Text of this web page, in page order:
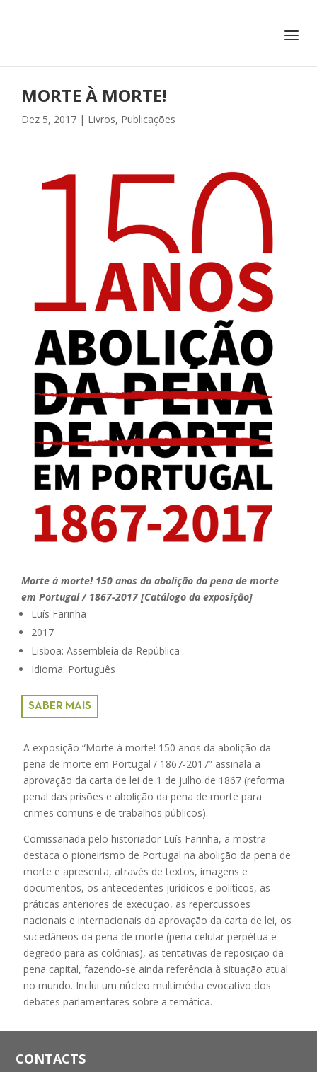
MORTE À MORTE!
Dez 5, 2017 | Livros, Publicações
Morte à morte! 150 anos da abolição da pena de morte
em Portugal / 1867-2017 [Catálogo da exposição]
Luís Farinha
2017
Lisboa: Assembleia da República
Idioma: Português
SABER MAIS
A exposição “Morte à morte! 150 anos da abolição da
pena de morte em Portugal / 1867-2017” assinala a
aprovação da carta de lei de 1 de julho de 1867 (reforma
penal das prisões e abolição da pena de morte para
crimes comuns e de trabalhos públicos).
Comissariada pelo historiador Luís Farinha, a mostra
destaca o pioneirismo de Portugal na abolição da pena de
morte e apresenta, através de textos, imagens e
documentos, os antecedentes jurídicos e políticos, as
práticas anteriores de execução, as repercussões
nacionais e internacionais da aprovação da carta de lei, os
sucedâneos da pena de morte (pena celular perpétua e
degredo para as colónias), as tentativas de reposição da
pena capital, fazendo-se ainda referência à situação atual
no mundo. Inclui um núcleo multimédia evocativo dos
debates parlamentares sobre a temática.
CONTACTS